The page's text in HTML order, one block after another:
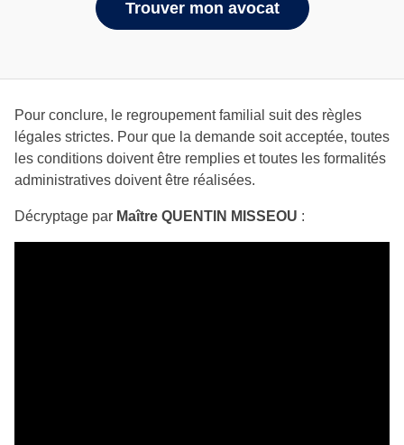
Trouver mon avocat
Pour conclure, le regroupement familial suit des règles
légales strictes. Pour que la demande soit acceptée, toutes
les conditions doivent être remplies et toutes les formalités
administratives doivent être réalisées.
Décryptage par Maître QUENTIN MISSEOU :